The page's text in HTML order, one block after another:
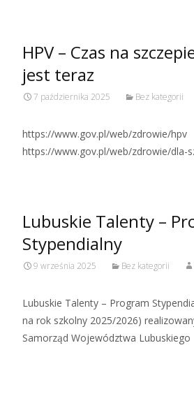
HPV – Czas na
jest teraz
7 października 2025 Bez kategorii
https://www.gov.pl/web/zdrowie/hpv
https://www.gov.pl/web/zdrowie/dla-
Lubuskie Talenty –
Stypendialny
9 września 2025 Bez kategorii
Lubuskie Talenty – Program
na rok szkolny 2025/2026)
Samorząd Województwa Lubuskiego